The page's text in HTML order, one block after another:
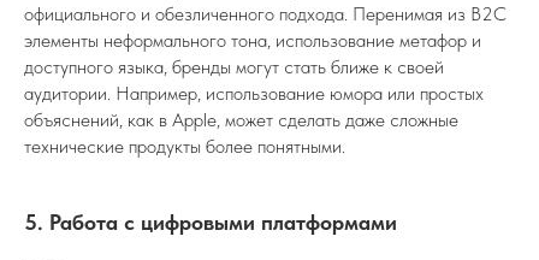
официального и обезличенного подхода. Перенимая из B2C
элементы неформального тона, использование метафор и
доступного языка, бренды могут стать ближе к своей
аудитории. Например, использование юмора или простых
объяснений, как в Apple, может сделать даже сложные
технические продукты более понятными.
5. Работа с цифровыми платформами